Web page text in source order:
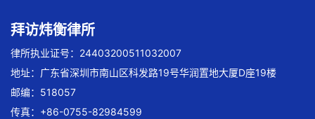
拜访炜衡律所
律所执业证号：24403200511032007
地址：广东省深圳市南山区科发路19号华润置地大厦D座19楼
邮编：518057
传真：+86-0755-82984599